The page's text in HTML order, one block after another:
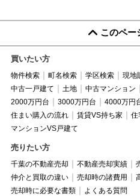
このペー
買いたい方
物件検索 町名検索 学区検索 現地
中古一戸建て
土地 中古マンション
2000万円台
3000万円台 4000万円
住まい購入の流れ
賃貸VS持ち家
住
マンションVS戸建て
売りたい方
千葉の不動産売却 不動産売却実績
仲介と買取の違い
売却時の諸費用
売却時に必要な書類
よくある質問